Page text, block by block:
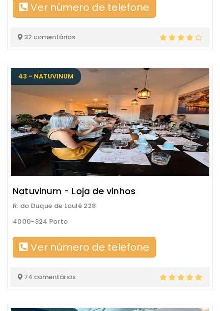
Ver número de telefone
32 comentários
43 - NATUVINUM
Natuvinum - Loja de vinhos
R. do Duque de Loulé 228
4000-324 Porto
Ver número de telefone
74 comentários